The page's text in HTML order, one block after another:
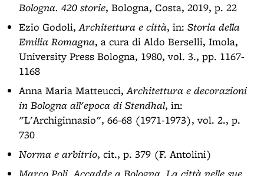
Bologna. 420 storie, Bologna, Costa, 2019, p. 22
Ezio Godoli,Architettura e città, in: Storia della
Emilia Romagna, a cura di Aldo Berselli, Imola,
University Press Bologna, 1980, vol. 3., pp. 1167-
1168
Anna Maria Matteucci,Architettura e decorazioni
in Bologna all'epoca di Stendhal, in:
"L'Archiginnasio", 66-68 (1971-1973), vol. 2., p.
730
Norma e arbitrio, cit., p. 379 (F. Antolini)